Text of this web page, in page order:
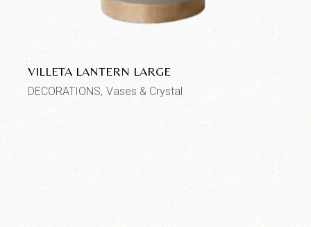
VILLETA LANTERN LARGE
DECORATIONS Vases & Crystal